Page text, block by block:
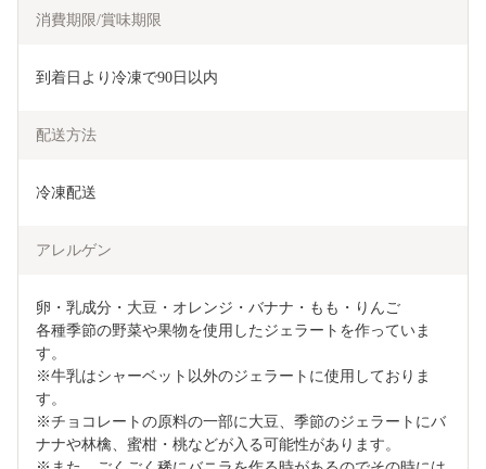
消費期限/賞味期限
到着日より冷凍で90日以内
配送方法
冷凍配送
アレルゲン
卵・乳成分・大豆・オレンジ・バナナ・もも・りんご
各種季節の野菜や果物を使用したジェラートを作っていま
す。
※牛乳はシャーベット以外のジェラートに使用しておりま
す。
※チョコレートの原料の一部に大豆、季節のジェラートにバ
ナナや林檎、蜜柑・桃などが入る可能性があります。